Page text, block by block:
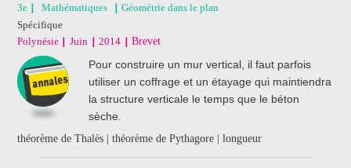
3e Mathématiques
Géométrie dans le plan
Spécifique
Polynésie
Juin 2014 Brevet
Pour construire un mur vertical, il faut parfois
utiliser un coffrage et un étayage qui maintiendra
la structure verticale le temps que le béton
sèche.
théorème de Thalès | théorème de Pythagore | longueur